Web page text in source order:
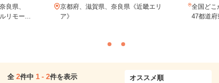
良県、
リモー...
京都府、滋賀県、奈良県《近畿エリ
ア》
全国どこ
47都道
全 2件中 1 - 2件を表示